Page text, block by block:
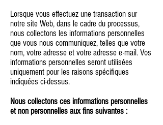
Lorsque vous effectuez une transaction sur
notre site Web, dans le cadre du processus,
nous collectons les informations personnelles
que vous nous communiquez, telles que votre
nom, votre adresse et votre adresse e-mail. Vos
informations personnelles seront utilisées
uniquement pour les raisons spécifiques
indiquées ci-dessus.
Nous collectons ces informations personnelles
et non personnelles aux fins suivantes :